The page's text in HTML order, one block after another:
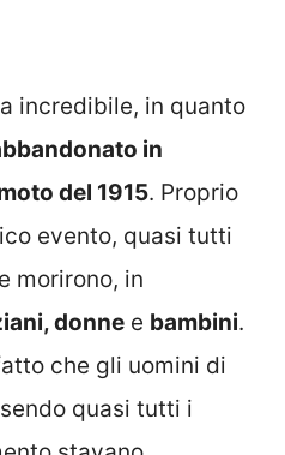
incredibile, in quanto
in
del 1915. Proprio
evento, quasi tutti
morirono, in
donne e bambini.
che gli uomini di
quasi tutti i